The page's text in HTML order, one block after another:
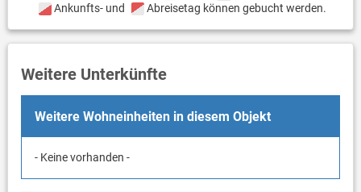
Ankunfts- und
Abreisetag können gebucht werden.
Weitere Unterkünfte
Weitere Wohneinheiten in diesem Objekt
- Keine vorhanden -